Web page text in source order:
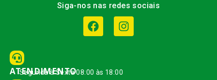
Siga-nos nas redes sociais
ATENDIMENTO
Segunda à Sexta 08:00 às 18:00